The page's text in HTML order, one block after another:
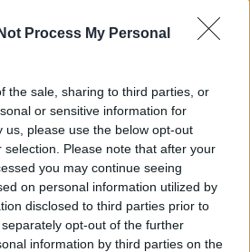
Process My Personal
the sale, sharing to third parties, or
or sensitive information for
us, please use the below opt-out
Please note that after your
you may continue seeing
on personal information utilized by
disclosed to third parties prior to
opt-out of the further
information by third parties on the
Falk Miksa utca 24-26.
Eladó:Biksady Galéria
Cím: Törő Tamás
Biksady Galéria Kft.
1055, Budapest, Falk Miksa u.